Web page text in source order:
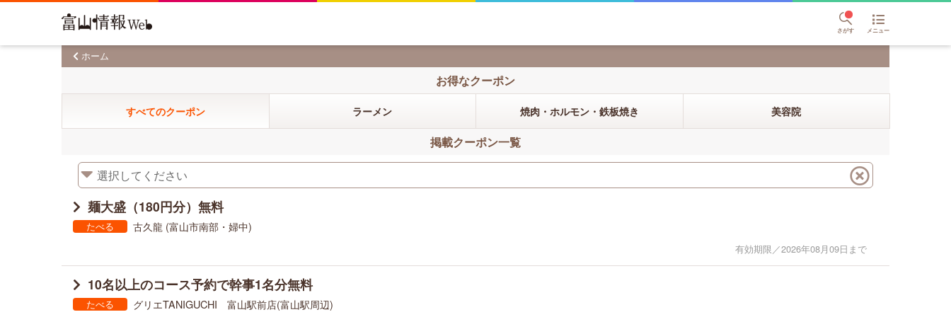
さがす メニュー
ホーム
お得なクーポン
すべてのクーポン ラーメン 焼肉・ホルモン・鉄板焼き 美容院
掲載クーポン一覧
麺大盛（180円分）無料
たべる 古久龍 (富山市南部・婦中)
有効期限／2026年08月09日まで
10名以上のコース予約で幹事1名分無料
たべる グリエTANIGUCHI 富山駅前店(富山駅周辺)